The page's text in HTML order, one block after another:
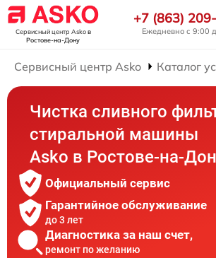
Сервисный центр Askoв
Ростове-на-Дону
+7 (863)
Ежедневно с 9:00
Сервисный центр Asko Каталог
Чистка сливного
стиральной машины
Asko в Ростове-на-
Официальный сервис
Гарантийное обслуживание
до 3 лет
Диагностика за наш счет,
ремонт по желанию